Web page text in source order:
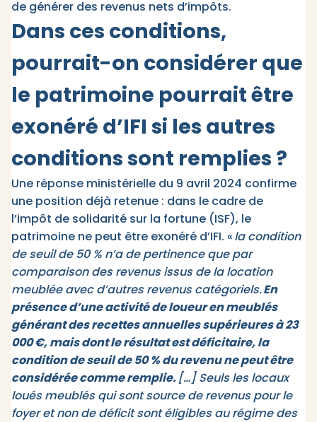
de générer des revenus nets d’impôts.
Dans ces conditions,
pourrait-on considérer que
le patrimoine pourrait être
exonéré d’IFI si les autres
conditions sont remplies ?
Une réponse ministérielle du 9 avril 2024 confirme
une position déjà retenue : dans le cadre de
l’impôt de solidarité sur la fortune (ISF), le
patrimoine ne peut être exonéré d’IFI. «la condition
de seuil de 50 % n’a de pertinence que par
comparaison des revenus issus de la location
meublée avec d’autres revenus catégoriels.En
présence d’une activité de loueur en meublés
générant des recettes annuelles supérieures à 23
000 €, mais dont le résultat est déficitaire, la
condition de seuil de 50 % du revenu ne peut être
considérée comme remplie.[…] Seuls les locaux
loués meublés qui sont source de revenus pour le
foyer et non de déficit sont éligibles au régime des